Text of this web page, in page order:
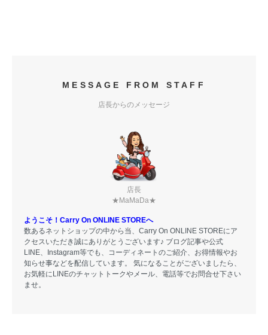
MESSAGE FROM STAFF
店長からのメッセージ
店長
★MaMaDa★
ようこそ！Carry On ONLINE STOREへ
数あるネットショップの中から当、Carry On ONLINE STOREにア
クセスいただき誠にありがとうございます♪ ブログ記事や公式
LINE、Instagram等でも、コーディネートのご紹介、お得情報やお
知らせ事などを配信しています。 気になることがございましたら、
お気軽にLINEのチャットトークやメール、電話等でお問合せ下さい
ませ。